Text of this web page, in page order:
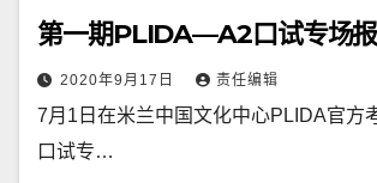
第一期PLIDA—A2口试专场
2020年9月17日 责任编辑
7月1日在米兰中国文化中心PLIDA官方
口试专…